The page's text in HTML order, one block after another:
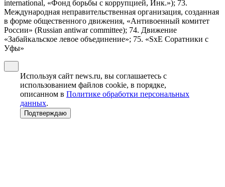
international, «Фонд борьбы с коррупцией, Инк.»); 73.
Международная неправительственная организация, созданная
в форме общественного движения, «Антивоенный комитет
России» (Russian antiwar committee); 74. Движение
«Забайкальское левое объединение»; 75. «SxE Соратники с
Уфы»
Используя сайт news.ru, вы соглашаетесь с
использованием файлов cookie, в порядке,
описанном в Политике обработки персональных
данных.
Подтверждаю